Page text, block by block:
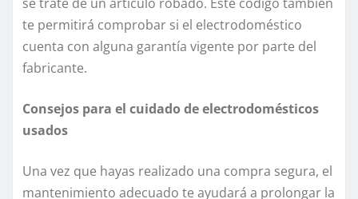
te permitirá comprobar si el electrodoméstico
cuenta con alguna garantía vigente por parte del
fabricante.
Consejos para el cuidado de electrodomésticos
usados
Una vez que hayas realizado una compra segura, el
mantenimiento adecuado te ayudará a prolongar la